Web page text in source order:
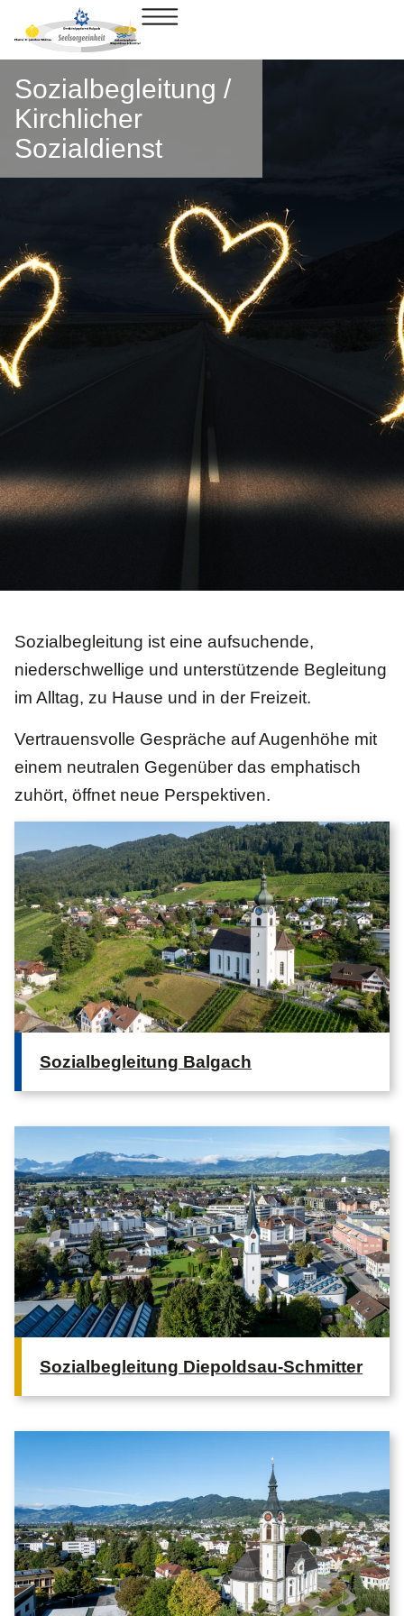
Sozialbegleitung /
Kirchlicher
Sozialdienst
Sozialbegleitung ist eine aufsuchende,
niederschwellige und unterstützende Begleitung
im Alltag, zu Hause und in der Freizeit.
Vertrauensvolle Gespräche auf Augenhöhe mit
einem neutralen Gegenüber das emphatisch
zuhört, öffnet neue Perspektiven.
Sozialbegleitung Balgach
Sozialbegleitung Diepoldsau-Schmitter